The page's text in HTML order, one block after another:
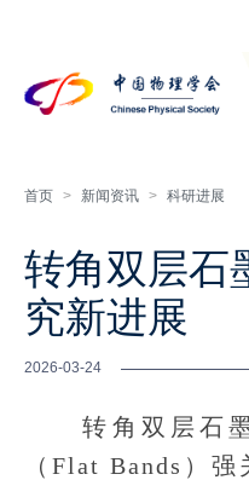
首页 > 新闻资讯 > 科研进展
转角双层石
究新进展
2026-03-24
转角双层石墨
（Flat Bands）